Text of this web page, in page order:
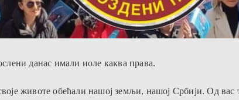
данас имали иоле каква права.
животе обећали нашој земљи, нашој Србији. Од вас